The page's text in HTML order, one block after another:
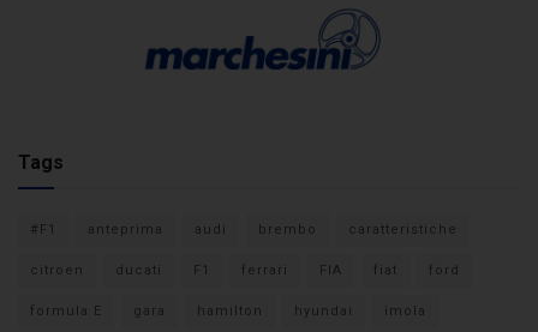
Tags
#F1 anteprima audi brembo caratteristiche
citroen ducati F1 ferrari FIA fiat ford
formula E gara hamilton hyundai imola